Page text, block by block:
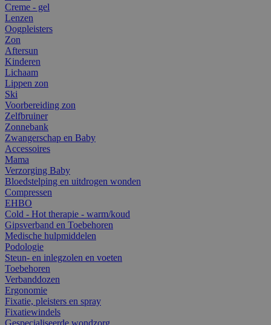
Creme - gel
Lenzen
Oogpleisters
Zon
Aftersun
Kinderen
Lichaam
Lippen zon
Ski
Voorbereiding zon
Zelfbruiner
Zonnebank
Zwangerschap en Baby
Accessoires
Mama
Verzorging Baby
Bloedstelping en uitdrogen wonden
Compressen
EHBO
Cold - Hot therapie - warm/koud
Gipsverband en Toebehoren
Medische hulpmiddelen
Podologie
Steun- en inlegzolen en voeten
Toebehoren
Verbanddozen
Ergonomie
Fixatie, pleisters en spray
Fixatiewindels
Gespecialiseerde wondzorg